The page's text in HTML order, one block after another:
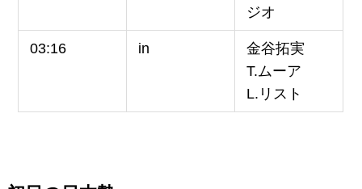
ジオ
03:16 in
金谷拓実
T.ムーア
L.リスト